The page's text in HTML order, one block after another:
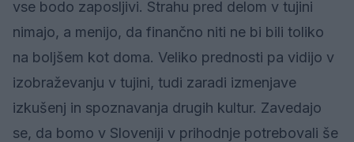
vse bodo zaposljivi. Strahu pred delom v tujini
nimajo, a menijo, da finančno niti ne bi bili toliko
na boljšem kot doma. Veliko prednosti pa vidijo v
izobraževanju v tujini, tudi zaradi izmenjave
izkušenj in spoznavanja drugih kultur. Zavedajo
se, da bomo v Sloveniji v prihodnje potrebovali še